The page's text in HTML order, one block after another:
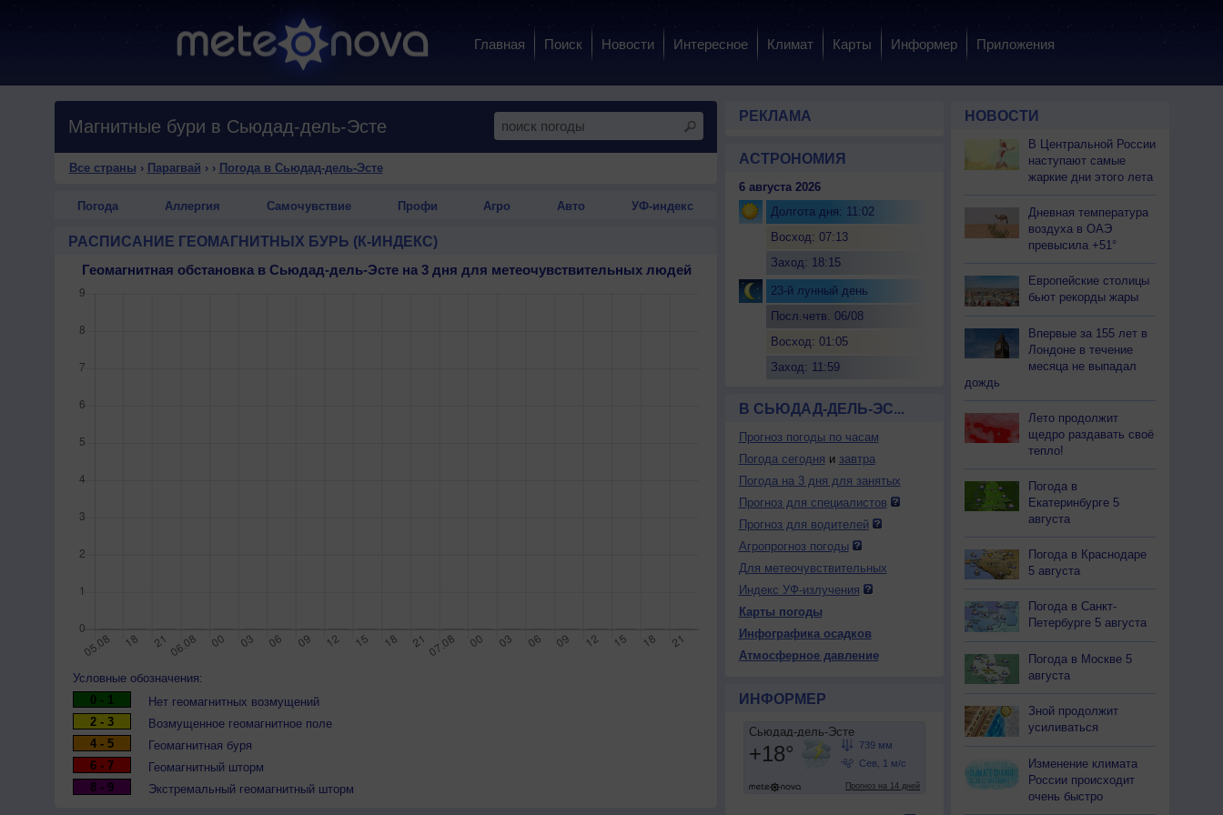
Главная Поиск Новости Интересное Климат Карты Информер Приложения
Магнитные бури в Сьюдад-дель-Эсте
Все страны › Парагвай › › Погода в Сьюдад-дель-Эсте
Погода Аллергия Самочувствие Профи Агро Авто УФ-индекс
РАСПИСАНИЕ ГЕОМАГНИТНЫХ БУРЬ (К-ИНДЕКС)
Геомагнитная обстановка в Сьюдад-дель-Эсте на 3 дня для метеочувствительных людей
Условные обозначения:
0 - 1
Нет геомагнитных возмущений
2 - 3
Возмущенное геомагнитное поле
4 - 5
Геомагнитная буря
6 - 7
Геомагнитный шторм
8 - 9
Экстремальный геомагнитный шторм
РЕКЛАМА
АСТРОНОМИЯ
6 августа 2026
Долгота дня: 11:02
Восход: 07:13
Заход: 18:15
23-й лунный день
Посл.четв. 06/08
Восход: 01:05
Заход: 11:59
В СЬЮДАД-ДЕЛЬ-ЭС...
Прогноз погоды по часам
Погода сегодня и завтра
Погода на 3 дня для занятых
Прогноз для специалистов
Прогноз для водителей
Агропрогноз погоды
Для метеочувствительных
Индекс УФ-излучения
Карты погоды
Инфографика осадков
Атмосферное давление
ИНФОРМЕР
НОВОСТИ
В Центральной России
наступают самые
жаркие дни этого лета
Дневная температура
воздуха в ОАЭ
превысила +51°
Европейские столицы
бьют рекорды жары
Впервые за 155 лет в
Лондоне в течение
месяца не выпадал
дождь
Лето продолжит
щедро раздавать своё
тепло!
Погода в
Екатеринбурге 5
августа
Погода в Краснодаре
5 августа
Погода в Санкт-
Петербурге 5 августа
Погода в Москве 5
августа
Зной продолжит
усиливаться
Изменение климата
России происходит
очень быстро